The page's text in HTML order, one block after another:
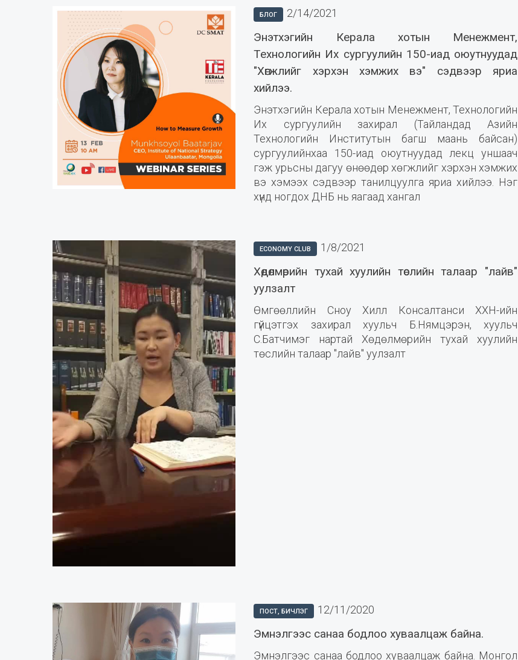
БЛОГ 2/14/2021
Энэтхэгийн Керала хотын Менежмент,
Технологийн Их сургуулийн 150-иад оюутнуудад
"Хөгжлийг хэрхэн хэмжих вэ" сэдвээр яриа
хийлээ.
Энэтхэгийн Керала хотын Менежмент, Технологийн
Их сургуулийн захирал (Тайландад Азийн
Технологийн Институтын багш маань байсан)
сургуулийнхаа 150-иад оюутнуудад лекц уншаач
гэж урьсны дагуу өнөөдөр хөгжлийг хэрхэн хэмжих
вэ хэмээх сэдвээр танилцуулга яриа хийлээ. Нэг
хүнд ногдох ДНБ нь яагаад хангал
ECONOMY CLUB 1/8/2021
Хөдөлмөрийн тухай хуулийн төслийн талаар "лайв"
уулзалт
Өмгөөллийн Сноу Хилл Консалтанси ХХН-ийн
гүйцэтгэх захирал хуульч Б.Нямцэрэн, хуульч
С.Батчимэг нартай Хөдөлмөрийн тухай хуулийн
төслийн талаар "лайв" уулзалт
ПОСТ, БИЧЛЭГ 12/11/2020
Эмнэлгээс санаа бодлоо хуваалцаж байна.
Эмнэлгээс санаа бодлоо хуваалцаж байна. Монгол